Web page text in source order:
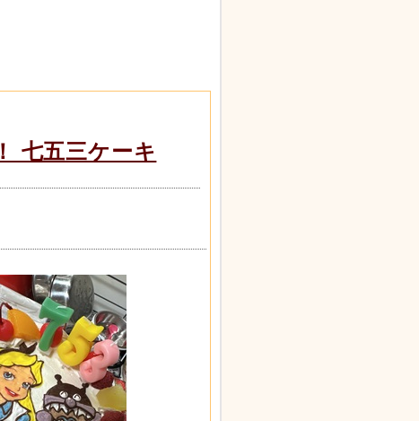
七五三ケーキ